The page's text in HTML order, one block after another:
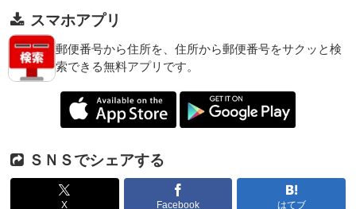
スマホアプリ
郵便番号から住所を、住所から郵便番号をサクッと検
索できる無料アプリです。
ＳＮＳでシェアする
X Facebook はてブ